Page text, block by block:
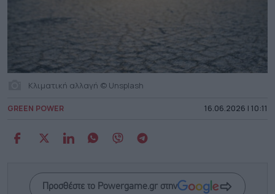
Κλιματική αλλαγή © Unsplash
GREEN POWER 16.06.2026 | 10:11
Προσθέστε το Powergame.gr στην